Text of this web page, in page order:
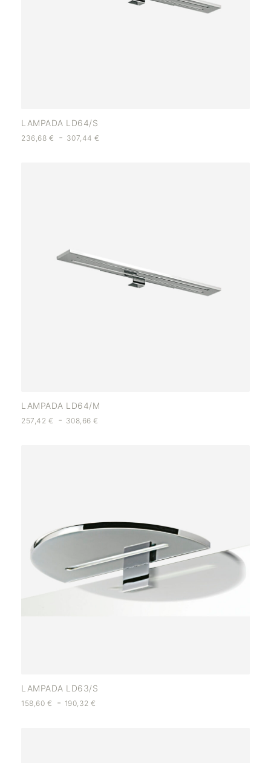
LAMPADA LD64/S
236,68 € - 307,44€
LAMPADA LD64/M
257,42 € - 308,66€
LAMPADA LD63/S
158,60 € - 190,32€